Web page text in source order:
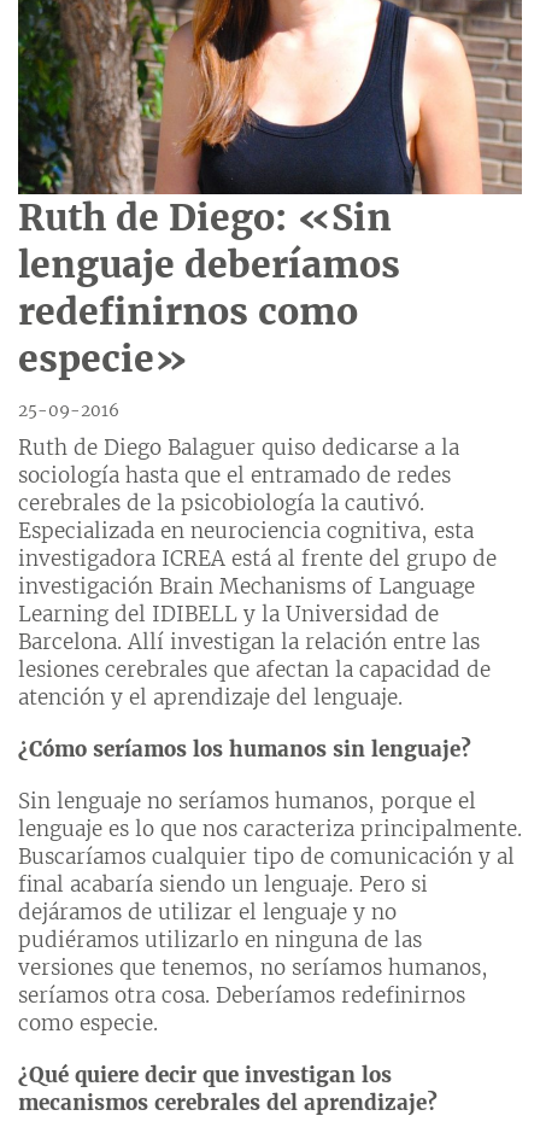
Ruth de Diego: «Sin
lenguaje deberíamos
redefinirnos como
especie»
25-09-2016
Ruth de Diego Balaguer quiso dedicarse a la
sociología hasta que el entramado de redes
cerebrales de la psicobiología la cautivó.
Especializada en neurociencia cognitiva, esta
investigadora ICREA está al frente del grupo de
investigación Brain Mechanisms of Language
Learning del IDIBELL y la Universidad de
Barcelona. Allí investigan la relación entre las
lesiones cerebrales que afectan la capacidad de
atención y el aprendizaje del lenguaje.
¿Cómo seríamos los humanos sin lenguaje?
Sin lenguaje no seríamos humanos, porque el
lenguaje es lo que nos caracteriza principalmente.
Buscaríamos cualquier tipo de comunicación y al
final acabaría siendo un lenguaje. Pero si
dejáramos de utilizar el lenguaje y no
pudiéramos utilizarlo en ninguna de las
versiones que tenemos, no seríamos humanos,
seríamos otra cosa. Deberíamos redefinirnos
como especie.
¿Qué quiere decir que investigan los
mecanismos cerebrales del aprendizaje?